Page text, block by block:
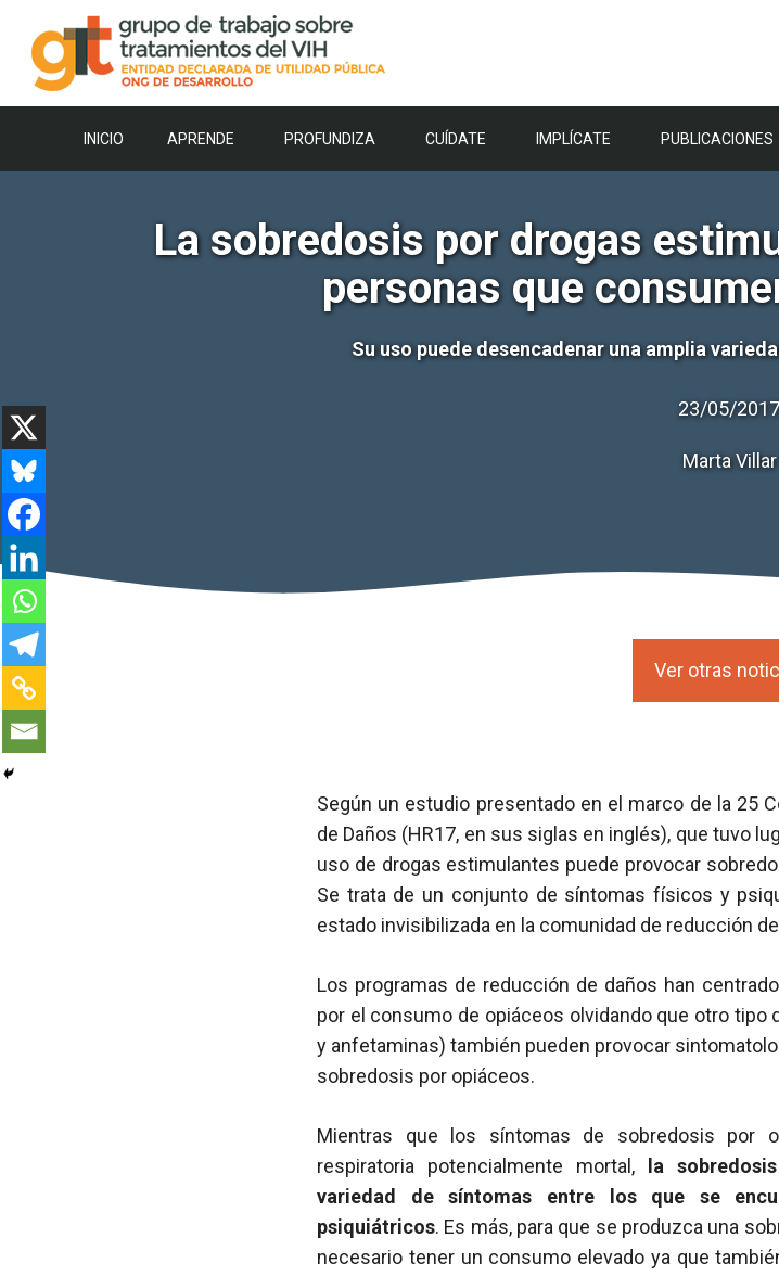
contenido
INICIO APRENDE PROFUNDIZA CUÍDATE IMPLÍCATE PUBLICACIONES
La sobredosis por drogas
personas que
Su uso puede desencadenar una amplia
23/05/2017
Marta Villar
Ver otras
Según un estudio presentado en el marco de la 25
de Daños (HR17, en sus siglas en inglés), que tuvo
uso de drogas estimulantes puede provocar
Se trata de un conjunto de síntomas físicos y
estado invisibilizada en la comunidad de reducción
Los programas de reducción de daños han
por el consumo de opiáceos olvidando que otro
y anfetaminas) también pueden provocar
sobredosis por opiáceos.
Mientras que los síntomas de sobredosis por
respiratoria potencialmente mortal,
la
variedad de síntomas entre los que se
psiquiátricos. Es más, para que se produzca una
necesario tener un consumo elevado ya que